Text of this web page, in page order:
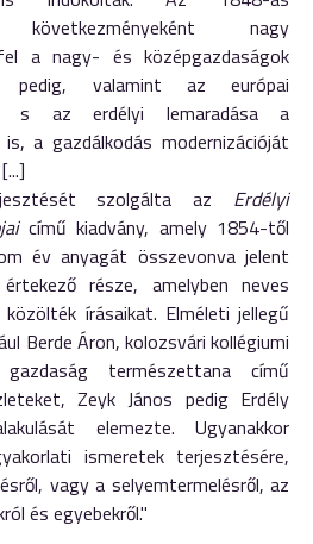
következményeként nagy
a nagy- és középgazdaságok
pedig, valamint az európai
s az erdélyi lemaradása a
a gazdálkodás modernizációját
szolgálta az Erdélyi
című kiadvány, amely 1854-től
év anyagát összevonva jelent
része, amelyben neves
írásaikat. Elméleti jellegű
Berde Áron, kolozsvári kollégiumi
természettana című
Zeyk János pedig Erdély
elemezte. Ugyanakkor
ismeretek terjesztésére,
vagy a selyemtermelésről, az
és egyebekről."